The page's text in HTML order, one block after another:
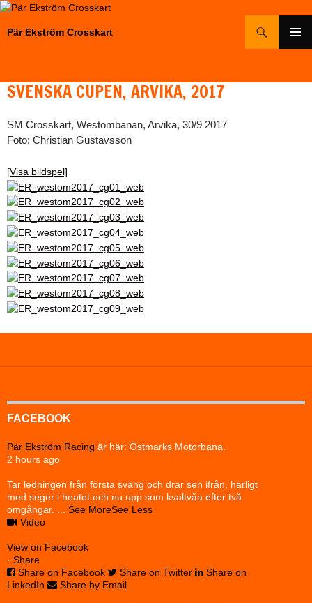
Hoppa
Pär Ekström Crosskart
SVENSKA CUPEN, ARVIKA, 2017
SM Crosskart, Westombanan, Arvika, 30/9 2017
Foto: Christian Gustavsson
[Visa bildspel]
FACEBOOK
Pär Ekström Racing är här: Östmarks Motorbana.
2 hours ago
Tar ledningen från första sväng och drar sen ifrån, härligt
med seger i heatet och nu upp som kvaltvåa efter två
omgångar.
See MoreSee Less
Video
View on Facebook
· Share
Share on Facebook
Share on Twitter
Share on
LinkedIn
Share by Email